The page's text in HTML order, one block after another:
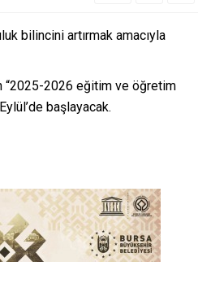
bilincini artırmak amacıyla
“2025-2026 eğitim ve öğretim
başlayacak.